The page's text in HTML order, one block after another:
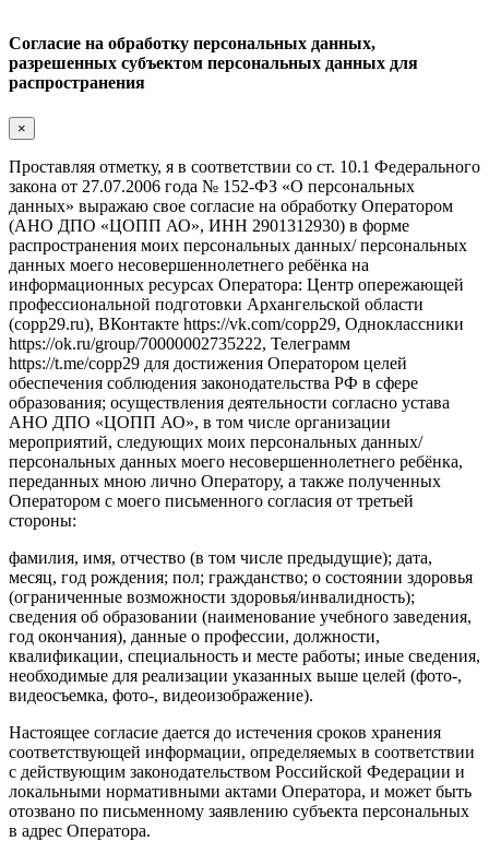
Согласие на обработку персональных данных,
разрешенных субъектом персональных данных для
распространения
×
Проставляя отметку, я в соответствии со ст. 10.1 Федерального
закона от 27.07.2006 года № 152-ФЗ «О персональных
данных» выражаю свое согласие на обработку Оператором
(АНО ДПО «ЦОПП АО», ИНН 2901312930) в форме
распространения моих персональных данных/ персональных
данных моего несовершеннолетнего ребёнка на
информационных ресурсах Оператора: Центр опережающей
профессиональной подготовки Архангельской области
(copp29.ru), ВКонтакте https://vk.com/copp29, Одноклассники
https://ok.ru/group/70000002735222, Телеграмм
https://t.me/copp29 для достижения Оператором целей
обеспечения соблюдения законодательства РФ в сфере
образования; осуществления деятельности согласно устава
АНО ДПО «ЦОПП АО», в том числе организации
мероприятий, следующих моих персональных данных/
персональных данных моего несовершеннолетнего ребёнка,
переданных мною лично Оператору, а также полученных
Оператором с моего письменного согласия от третьей
стороны:
фамилия, имя, отчество (в том числе предыдущие); дата,
месяц, год рождения; пол; гражданство; о состоянии здоровья
(ограниченные возможности здоровья/инвалидность);
сведения об образовании (наименование учебного заведения,
год окончания), данные о профессии, должности,
квалификации, специальность и месте работы; иные сведения,
необходимые для реализации указанных выше целей (фото-,
видеосъемка, фото-, видеоизображение).
Настоящее согласие дается до истечения сроков хранения
соответствующей информации, определяемых в соответствии
с действующим законодательством Российской Федерации и
локальными нормативными актами Оператора, и может быть
отозвано по письменному заявлению субъекта персональных
в адрес Оператора.